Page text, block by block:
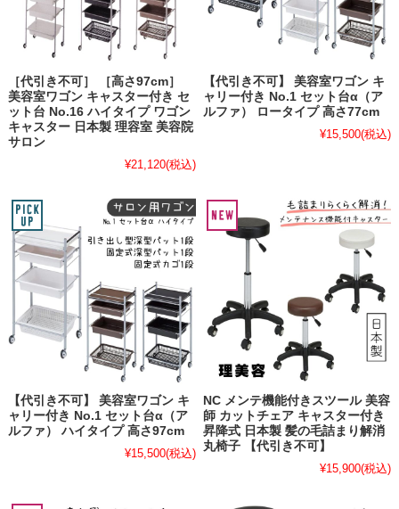
［代引き不可］ ［高さ97cm］
美容室ワゴン キャスター付き セ
ット台 No.16 ハイタイプ ワゴン
キャスター 日本製 理容室 美容院
サロン
¥21,120(税込)
【代引き不可】 美容室ワゴン キ
ャリー付き No.1 セット台α（ア
ルファ） ロータイプ 高さ77cm
¥15,500(税込)
【代引き不可】 美容室ワゴン キ
ャリー付き No.1 セット台α（ア
ルファ） ハイタイプ 高さ97cm
¥15,500(税込)
NC メンテ機能付きスツール 美容
師 カットチェア キャスター付き
昇降式 日本製 髪の毛詰まり解消
丸椅子 【代引き不可】
¥15,900(税込)